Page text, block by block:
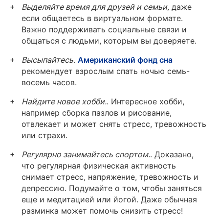
Выделяйте время для друзей и семьи, даже
если общаетесь в виртуальном формате.
Важно поддерживать социальные связи и
общаться с людьми, которым вы доверяете.
Высыпайтесь. Американский фонд сна
рекомендует взрослым спать ночью семь-
восемь часов.
Найдите новое хобби.. Интересное хобби,
например сборка пазлов и рисование,
отвлекает и может снять стресс, тревожность
или страхи.
Регулярно занимайтесь спортом.. Доказано,
что регулярная физическая активность
снимает стресс, напряжение, тревожность и
депрессию. Подумайте о том, чтобы заняться
еще и медитацией или йогой. Даже обычная
разминка может помочь снизить стресс!